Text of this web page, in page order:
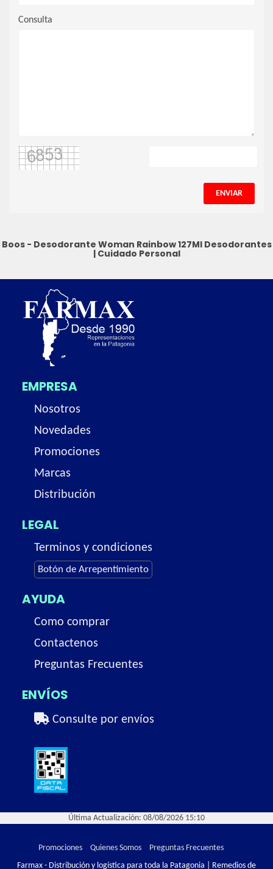
Consulta
ENVIAR
Boos - Desodorante Woman Rainbow 127Ml Desodorantes
| Cuidado Personal
EMPRESA
Nosotros
Novedades
Promociones
Marcas
Distribución
LEGAL
Terminos y condiciones
Botón de Arrepentimiento
AYUDA
Como comprar
Contactenos
Preguntas Frecuentes
ENVÍOS
Consulte por envíos
Última Actualización: 08/08/2026 15:10
Promociones Quienes Somos
Preguntas Frecuentes
Farmax - Distribución y logística para toda la Patagonia | Remedios de